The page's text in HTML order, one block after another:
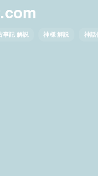
事記 解説 神様 解説 神話